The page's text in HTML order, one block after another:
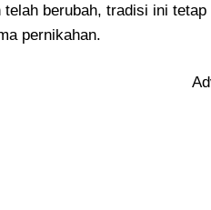
berubah, tradisi ini
pernikahan.